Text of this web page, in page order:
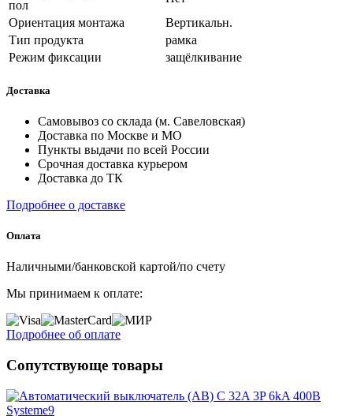
пол
Ориентация монтажа
Вертикальн.
Тип продукта
рамка
Режим фиксации
защёлкивание
Доставка
Самовывоз со склада (м. Савеловская)
Доставка по Москве и МО
Пункты выдачи по всей России
Срочная доставка курьером
Доставка до ТК
Подробнее о доставке
Оплата
Наличными/банковской картой/по счету
Мы принимаем к оплате:
Подробнее об оплате
Сопутствующе товары